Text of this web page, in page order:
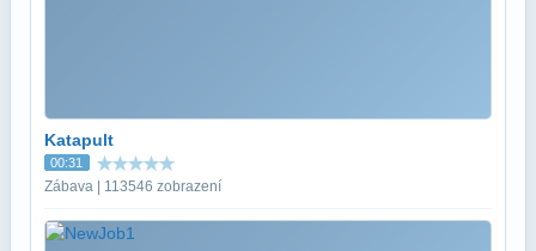
Katapult
00:31
Zábava | 113546 zobrazení